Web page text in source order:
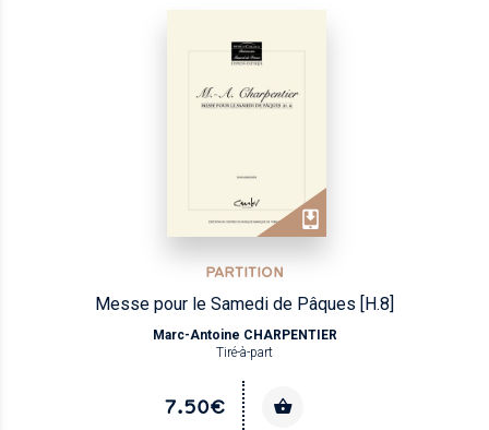
PARTITION
Messe pour le Samedi de Pâques [H.8]
Marc-Antoine CHARPENTIER
Tiré-à-part
7.50€